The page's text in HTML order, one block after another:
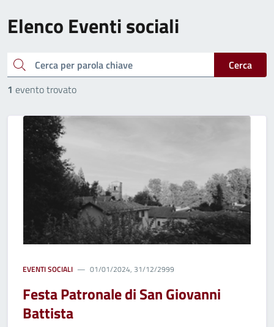
Elenco Eventi sociali
cerca
Cerca
1 evento trovato
EVENTI SOCIALI 01/01/2024, 31/12/2999
Festa Patronale di San Giovanni
Battista